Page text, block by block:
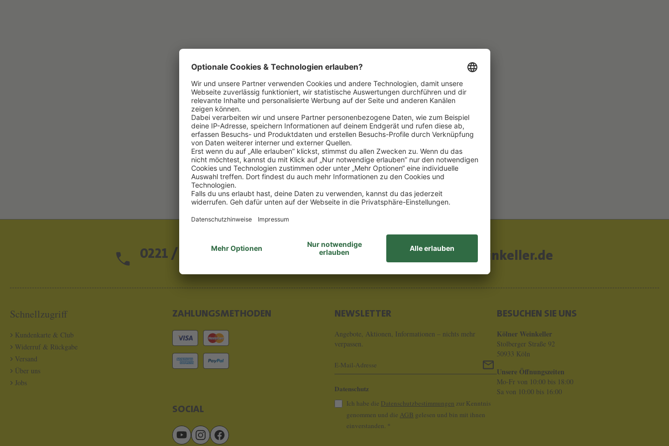
0221 / 13 97 28 - 0 info@koelner-weinkeller.de
Schnellzugriff
Kundenkarte & Club
Widerruf & Rückgabe
Versand
Über uns
Jobs
ZAHLUNGSMETHODEN
SOCIAL
NEWSLETTER
Angebote, Aktionen, Informationen – nichts mehr
verpassen.
Datenschutz
Ich habe die Datenschutzbestimmungen zur Kenntnis
genommen und die AGB gelesen und bin mit ihnen
einverstanden. *
BESUCHEN SIE UNS
Kölner Weinkeller
Stolberger Straße 92
50933 Köln
Unsere Öffnungszeiten
Mo-Fr von 10:00 bis 18:00
Sa von 10:00 bis 16:00